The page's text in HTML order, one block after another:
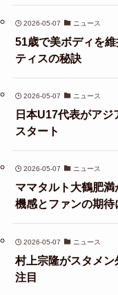
2026-05-07 ニュース
51歳で美ボディを
ティスの秘訣
2026-05-07 ニュース
日本U17代表がア
スタート
2026-05-07 ニュース
ママタルト大鶴肥
機感とファンの期待
2026-05-07 ニュース
村上宗隆がスタメ
注目